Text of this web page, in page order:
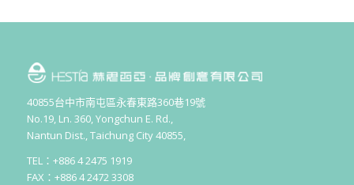
40855台中市南屯區永春東路360巷19號
No.19, Ln. 360, Yongchun E. Rd.,
Nantun Dist., Taichung City 40855,
TEL：+886 4 2475 1919
FAX：+886 4 2472 3308